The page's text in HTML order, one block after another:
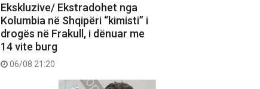
Ekskluzive/ Ekstradohet nga
Kolumbia në Shqipëri “kimisti” i
drogës në Frakull, i dënuar me
14 vite burg
06/08 21:20